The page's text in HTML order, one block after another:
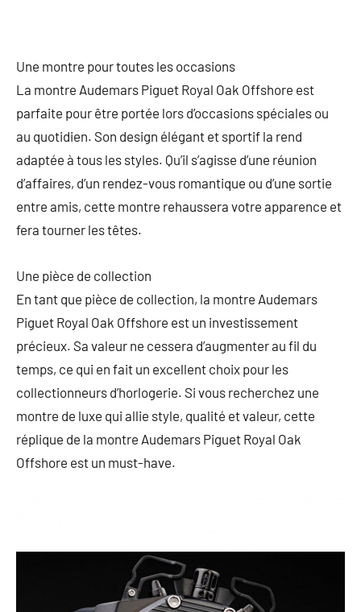
Une montre pour toutes les occasions
La montre Audemars Piguet Royal Oak Offshore est
parfaite pour être portée lors d’occasions spéciales ou
au quotidien. Son design élégant et sportif la rend
adaptée à tous les styles. Qu’il s’agisse d’une réunion
d’affaires, d’un rendez-vous romantique ou d’une sortie
entre amis, cette montre rehaussera votre apparence et
fera tourner les têtes.
Une pièce de collection
En tant que pièce de collection, la montre Audemars
Piguet Royal Oak Offshore est un investissement
précieux. Sa valeur ne cessera d’augmenter au fil du
temps, ce qui en fait un excellent choix pour les
collectionneurs d’horlogerie. Si vous recherchez une
montre de luxe qui allie style, qualité et valeur, cette
réplique de la montre Audemars Piguet Royal Oak
Offshore est un must-have.